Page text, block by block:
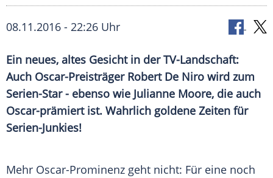
08.11.2016 - 22:26 Uhr
Ein neues, altes Gesicht in der TV-Landschaft:
Auch Oscar-Preisträger Robert De Niro wird zum
Serien-Star - ebenso wie Julianne Moore, die auch
Oscar-prämiert ist. Wahrlich goldene Zeiten für
Serien-Junkies!
Mehr Oscar-Prominenz geht nicht: Für eine noch